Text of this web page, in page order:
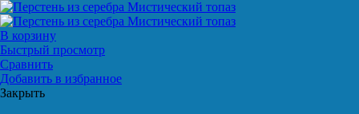
В корзину
Быстрый просмотр
Сравнить
Добавить в избранное
Закрыть